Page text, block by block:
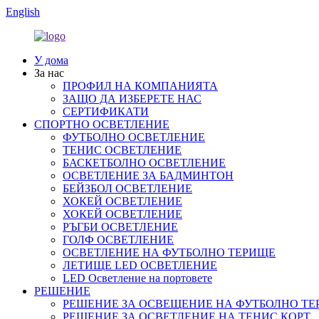
English
У дома
За нас
ПРОФИЛ НА КОМПАНИЯТА
ЗАЩО ДА ИЗБЕРЕТЕ НАС
СЕРТИФИКАТИ
СПОРТНО ОСВЕТЛЕНИЕ
ФУТБОЛНО ОСВЕТЛЕНИЕ
ТЕНИС ОСВЕТЛЕНИЕ
БАСКЕТБОЛНО ОСВЕТЛЕНИЕ
ОСВЕТЛЕНИЕ ЗА БАДМИНТОН
БЕЙЗБОЛ ОСВЕТЛЕНИЕ
ХОКЕЙ ОСВЕТЛЕНИЕ
ХОКЕЙ ОСВЕТЛЕНИЕ
РЪГБИ ОСВЕТЛЕНИЕ
ГОЛФ ОСВЕТЛЕНИЕ
ОСВЕТЛЕНИЕ НА ФУТБОЛНО ТЕРИЩЕ
ЛЕТИЩЕ LED ОСВЕТЛЕНИЕ
LED Осветление на портовете
РЕШЕНИЕ
РЕШЕНИЕ ЗА ОСВЕЩЕНИЕ НА ФУТБОЛНО
РЕШЕНИЕ ЗА ОСВЕТЛЕНИЕ НА ТЕНИС КОРТ